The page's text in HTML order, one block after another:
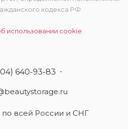
кодекса РФ
использовании cookie.
640-93-83
по всей России и СНГ